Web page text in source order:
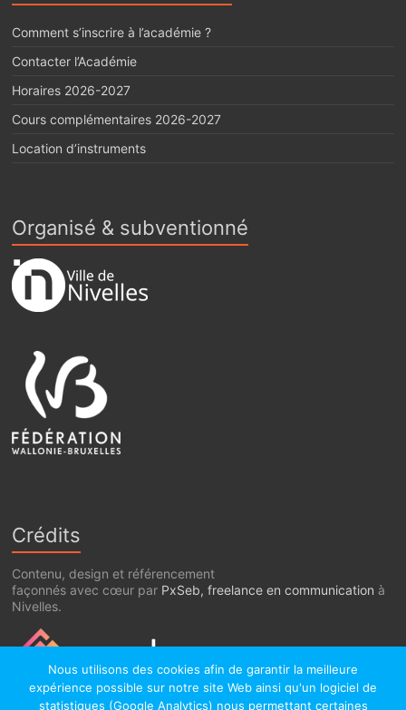
Comment s’inscrire à l’académie ?
Contacter l’Académie
Horaires 2026-2027
Cours complémentaires 2026-2027
Location d’instruments
Organisé & subventionné
Crédits
Contenu, design et référencement
façonnés avec cœur par PxSeb, freelance en communication à
Nivelles.
Nous utilisons des cookies afin de garantir la meilleure
expérience possible sur notre site Web ainsi qu'un logiciel de
statistiques (Google Analytics) nous permettant certaines